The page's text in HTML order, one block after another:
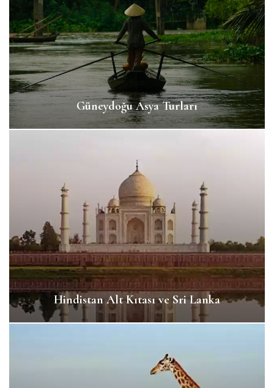
Güneydoğu Asya Turları
Hindistan Alt Kıtası ve Sri Lanka